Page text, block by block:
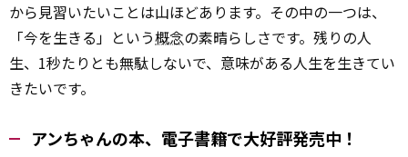
から見習いたいことは山ほどあります。その中の一つは、
「今を生きる」という概念の素晴らしさです。残りの人
生、1秒たりとも無駄しないで、意味がある人生を生きてい
きたいです。
アンちゃんの本、電子書籍で大好評発売中！